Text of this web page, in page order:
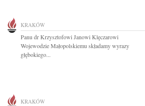
KRAKÓW
Panu dr Krzysztofowi Janowi Klęczarowi
Wojewodzie Małopolskiemu składamy wyrazy
głębokiego...
KRAKÓW